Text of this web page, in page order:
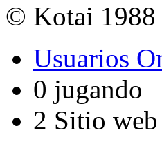
© Kotai 1988
Usuarios
0 jugando
2 Sitio web